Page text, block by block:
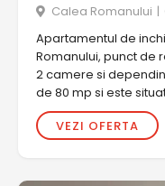
Calea Romanului |
Apartamentul de
Romanului, punct de
2 camere si
de 80 mp si este
VEZI OFERTA